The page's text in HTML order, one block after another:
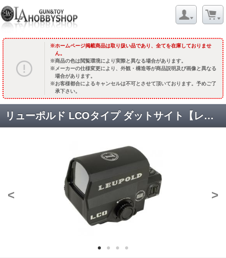
ホームページ掲載商品は取り扱い品であり、全てを在庫しておりませ
ん。
商品の色は閲覧環境により実際と異なる場合があります。
メーカーの仕様変更により、外観・構造等が商品説明及び画像と異なる
場合があります。
お客様都合によるキャンセルは不可とさせて頂いております。予めご了
承下さい。
リューポルド LCOタイプ ダットサイト【レッド&グリーン】 [KW-RD-101] [取寄]
< >